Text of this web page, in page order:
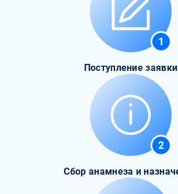
1
Поступление заявки
2
Сбор анамнеза и